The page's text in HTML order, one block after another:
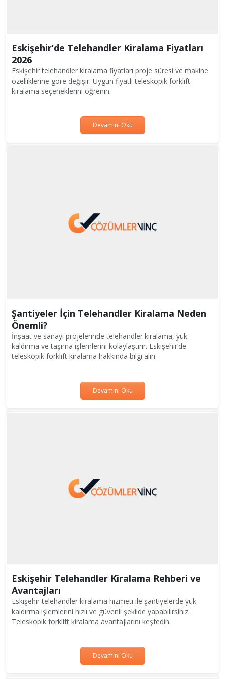
Eskişehir’de Telehandler Kiralama Fiyatları
2026
Eskişehir telehandler kiralama fiyatları proje süresi ve makine
özelliklerine göre değişir. Uygun fiyatlı teleskopik forklift
kiralama seçeneklerini öğrenin.
Devamını Oku
Şantiyeler İçin Telehandler Kiralama Neden
Önemli?
İnşaat ve sanayi projelerinde telehandler kiralama, yük
kaldırma ve taşıma işlemlerini kolaylaştırır. Eskişehir’de
teleskopik forklift kiralama hakkında bilgi alın.
Devamını Oku
Eskişehir Telehandler Kiralama Rehberi ve
Avantajları
Eskişehir telehandler kiralama hizmeti ile şantiyelerde yük
kaldırma işlemlerini hızlı ve güvenli şekilde yapabilirsiniz.
Teleskopik forklift kiralama avantajlarını keşfedin.
Devamını Oku